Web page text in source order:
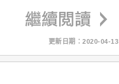
更新日期：2020-04-13